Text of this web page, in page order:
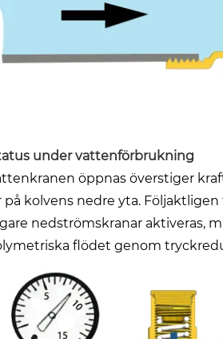
under vattenförbrukning
öppnas överstiger
på kolvens nedre yta.
nedströmskranar aktiveras,
flödet genom